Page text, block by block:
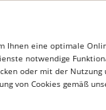
Ihnen eine optimale
notwendige
oder mit der
von Cookies gemäß